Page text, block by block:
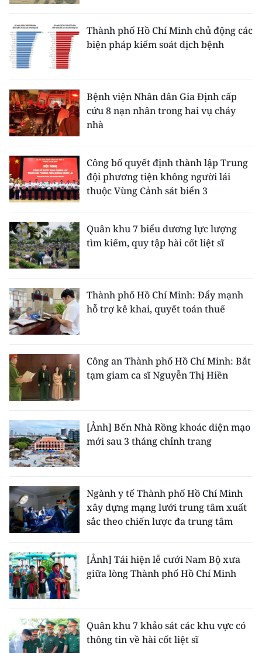
Thành phố Hồ Chí Minh chủ động các
biện pháp kiểm soát dịch bệnh
Bệnh viện Nhân dân Gia Định cấp
cứu 8 nạn nhân trong hai vụ cháy
nhà
Công bố quyết định thành lập Trung
đội phương tiện không người lái
thuộc Vùng Cảnh sát biển 3
Quân khu 7 biểu dương lực lượng
tìm kiếm, quy tập hài cốt liệt sĩ
Thành phố Hồ Chí Minh: Đẩy mạnh
hỗ trợ kê khai, quyết toán thuế
Công an Thành phố Hồ Chí Minh: Bắt
tạm giam ca sĩ Nguyễn Thị Hiền
[Ảnh] Bến Nhà Rồng khoác diện mạo
mới sau 3 tháng chỉnh trang
Ngành y tế Thành phố Hồ Chí Minh
xây dựng mạng lưới trung tâm xuất
sắc theo chiến lược đa trung tâm
[Ảnh] Tái hiện lễ cưới Nam Bộ xưa
giữa lòng Thành phố Hồ Chí Minh
Quân khu 7 khảo sát các khu vực có
thông tin về hài cốt liệt sĩ